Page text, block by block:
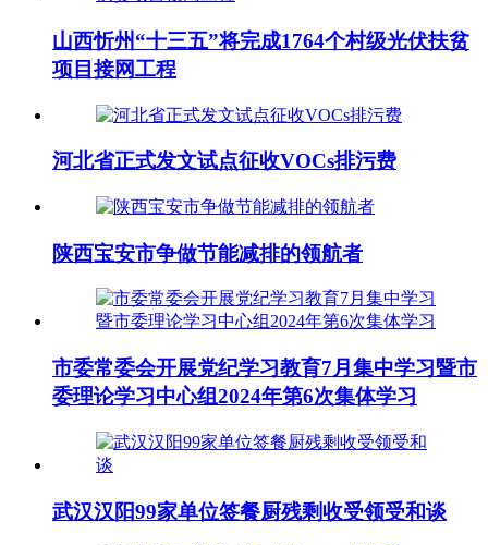
山西忻州“十三五”将完成1764个村级光伏扶贫
项目接网工程
河北省正式发文试点征收VOCs排污费
陕西宝安市争做节能减排的领航者
市委常委会开展党纪学习教育7月集中学习暨市
委理论学习中心组2024年第6次集体学习
武汉汉阳99家单位签餐厨残剩收受领受和谈